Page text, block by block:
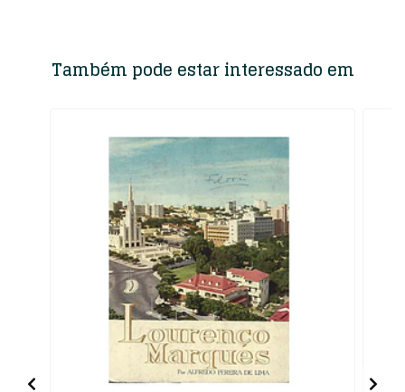
Também pode estar interessado em